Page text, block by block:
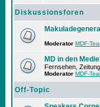
Diskussionsforen
Moderator MDF-
MD in den
Fernsehen,
Moderator MDF-
Off-Topic